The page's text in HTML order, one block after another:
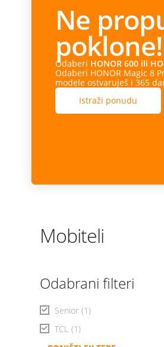
Ne
poklone!
Odaberi HONOR 600 ili
Odaberi HONOR Magic 8
modele ostvaruješ i 365
Istraži ponudu
Mobiteli
Odabrani filteri
Senior (1)
TCL (1)